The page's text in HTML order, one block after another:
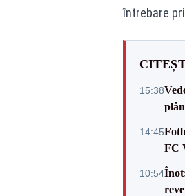
întrebare
15:38
14:45
FC
10:54